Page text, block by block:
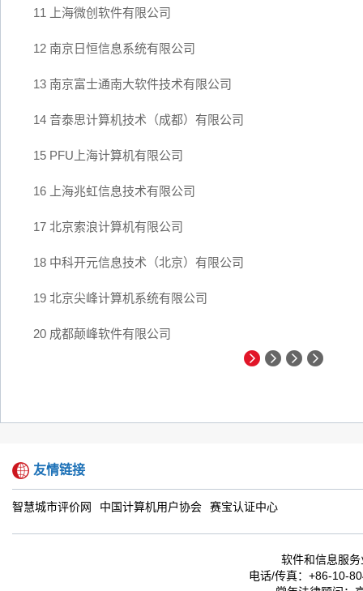
11 上海微创软件有限公司
12 南京日恒信息系统有限公司
13 南京富士通南大软件技术有限公司
14 音泰思计算机技术（成都）有限公司
15 PFU上海计算机有限公司
16 上海兆虹信息技术有限公司
17 北京索浪计算机有限公司
18 中科开元信息技术（北京）有限公司
19 北京尖峰计算机系统有限公司
20 成都颠峰软件有限公司
友情链接
智慧城市评价网 中国计算机用户协会 赛宝认证中心
软件和信息服
电话/传真：+86-10-